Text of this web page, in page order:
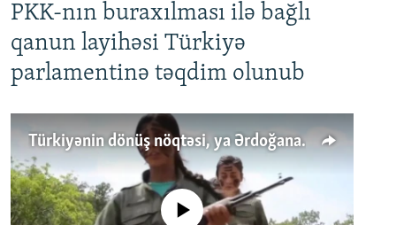
PKK-nın buraxılması ilə bağlı
qanun layihəsi Türkiyə
parlamentinə təqdim olunub
Türkiyənin dönüş nöqtəsi, ya Ərdoğana üçüncü şans: PKK ilə qəfil barışıq nə deməkdir?
No media source currently available